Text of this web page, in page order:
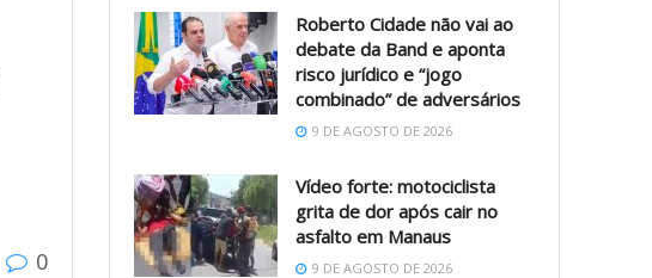
0
Roberto Cidade não vai ao
debate da Band e aponta
risco jurídico e “jogo
combinado” de adversários
9 DE AGOSTO DE 2026
Vídeo forte: motociclista
grita de dor após cair no
asfalto em Manaus
9 DE AGOSTO DE 2026